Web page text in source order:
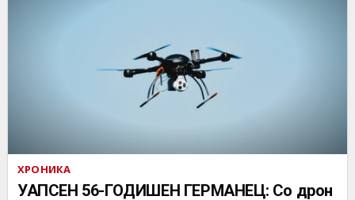
ХРОНИКА
УАПСЕН 56-ГОДИШЕН ГЕРМАНЕЦ: Со дрон